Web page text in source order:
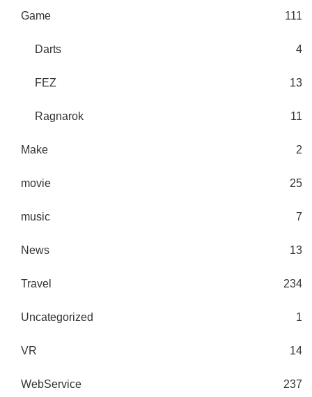
Game 111
Darts 4
FEZ 13
Ragnarok 11
Make 2
movie 25
music 7
News 13
Travel 234
Uncategorized 1
VR 14
WebService 237